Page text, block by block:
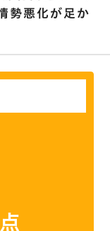
勢悪化が足か
点